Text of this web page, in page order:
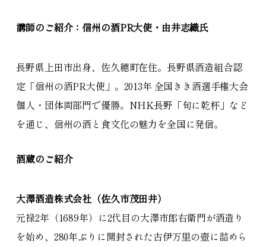
講師のご紹介： 信州の酒PR大使・由井志織氏
長野県上田市出身、佐久穂町在住。長野県酒造組合認
定「信州の酒PR大使」。2013年 全国きき酒選手権大会
個人・団体両部門で優勝。NHK長野「旬に乾杯」など
を通じ、信州の酒と食文化の魅力を全国に発信。
酒蔵のご紹介
大澤酒造株式会社（佐久市茂田井）
元禄2年（1689年）に2代目の大澤市郎右衛門が酒造り
を始め、280年ぶりに開封された古伊万里の壺に詰めら